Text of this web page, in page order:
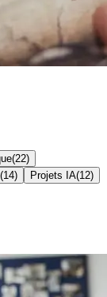
(22)
(14) Projets IA(12)